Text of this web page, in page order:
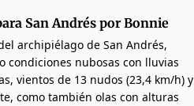
San Andrés por Bonnie
archipiélago de San Andrés,
condiciones nubosas con lluvias
vientos de 13 nudos (23,4 km/h) y
como también olas con alturas